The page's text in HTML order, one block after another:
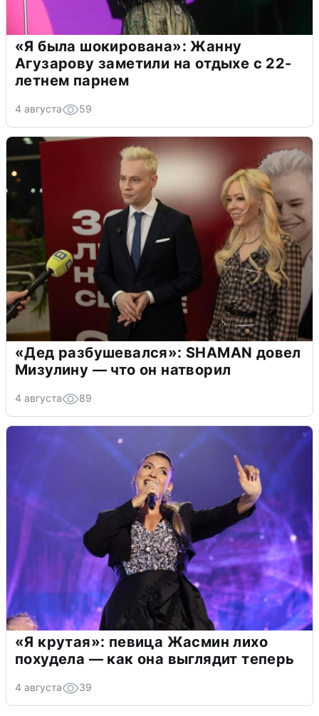
«Я была шокирована»: Жанну
Агузарову заметили на отдыхе с 22-
летнем парнем
4 августа 59
«Дед разбушевался»: SHAMAN довел
Мизулину — что он натворил
4 августа 89
«Я крутая»: певица Жасмин лихо
похудела — как она выглядит теперь
4 августа 39